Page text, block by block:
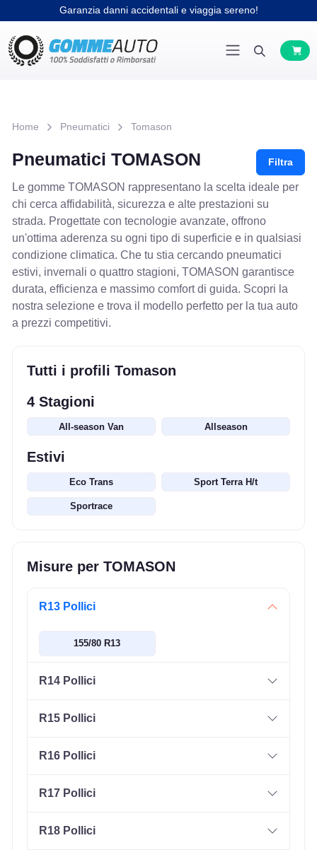
Home Pneumatici Tomason
Pneumatici TOMASON Filtra
Le gomme TOMASON rappresentano la scelta ideale per
chi cerca affidabilità, sicurezza e alte prestazioni su
strada. Progettate con tecnologie avanzate, offrono
un'ottima aderenza su ogni tipo di superficie e in qualsiasi
condizione climatica. Che tu stia cercando pneumatici
estivi, invernali o quattro stagioni, TOMASON garantisce
durata, efficienza e massimo comfort di guida. Scopri la
nostra selezione e trova il modello perfetto per la tua auto
a prezzi competitivi.
Tutti i profili Tomason
4 Stagioni
All-season Van Allseason
Estivi
Eco Trans Sport Terra H/t
Sportrace
Misure per TOMASON
R13 Pollici
155/80 R13
R14 Pollici
R15 Pollici
R16 Pollici
R17 Pollici
R18 Pollici